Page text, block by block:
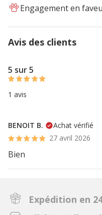
Engagement en
Avis des clients
5 sur 5
1 avis
100% des personnes
BENOIT B.
Achat vérifié
27 avril 2026
Bien
Expédition en